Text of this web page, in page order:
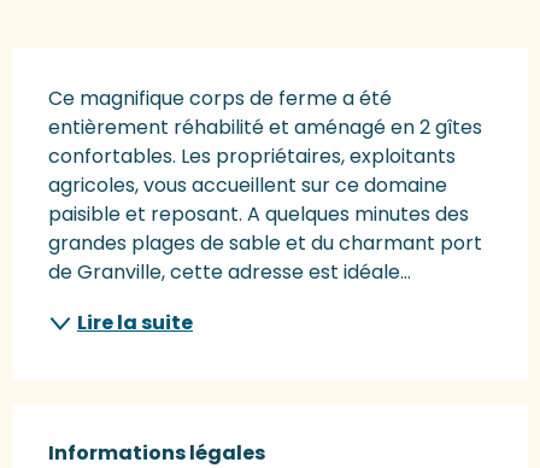
Ce magnifique corps de ferme a été
entièrement réhabilité et aménagé en 2 gîtes
confortables. Les propriétaires, exploitants
agricoles, vous accueillent sur ce domaine
paisible et reposant. A quelques minutes des
grandes plages de sable et du charmant port
de Granville, cette adresse est idéale...
Lire la suite
Informations légales
Informations légales